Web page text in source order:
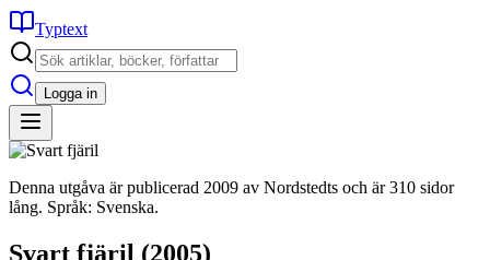
Typtext
Logga in
Denna utgåva är publicerad 2009 av Nordstedts och är 310 sidor
lång. Språk: Svenska.
Svart fjäril (2005)